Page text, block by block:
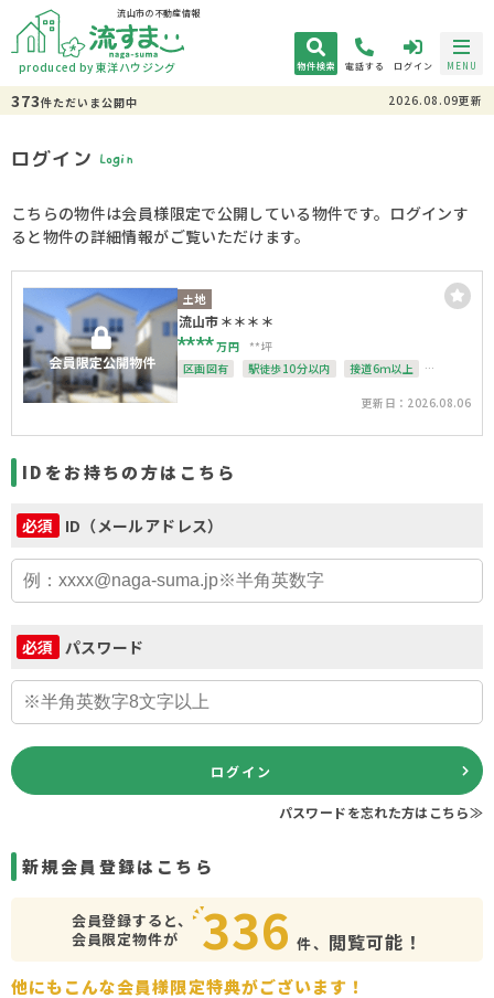
流山市の不動産情報
produced by 東洋ハウジング 物件検索 電話する ログイン MENU
373件ただいま公開中 2026.08.09更新
ログイン Login
こちらの物件は会員様限定で公開している物件です。ログインす
ると物件の詳細情報がご覧いただけます。
土地
流山市＊＊＊＊
****万円
**坪
区画図有
駅徒歩10分以内
接道6ｍ以上
更新日：2026.08.06
IDをお持ちの方はこちら
必須 ID（メールアドレス）
必須 パスワード
ログイン
パスワードを忘れた方はこちら≫
新規会員登録はこちら
会員登録すると、
会員限定物件が
336 件、 閲覧可能！
他にもこんな会員様限定特典がございます！